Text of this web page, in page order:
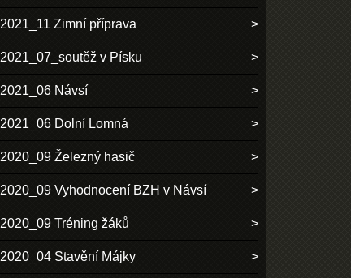
2021_11 Zimní příprava
2021_07_soutěž v Písku
2021_06 Návsí
2021_06 Dolní Lomná
2020_09 Železný hasič
2020_09 Vyhodnocení BZH v Návsí
2020_09 Tréning žáků
2020_04 Stavění Májky